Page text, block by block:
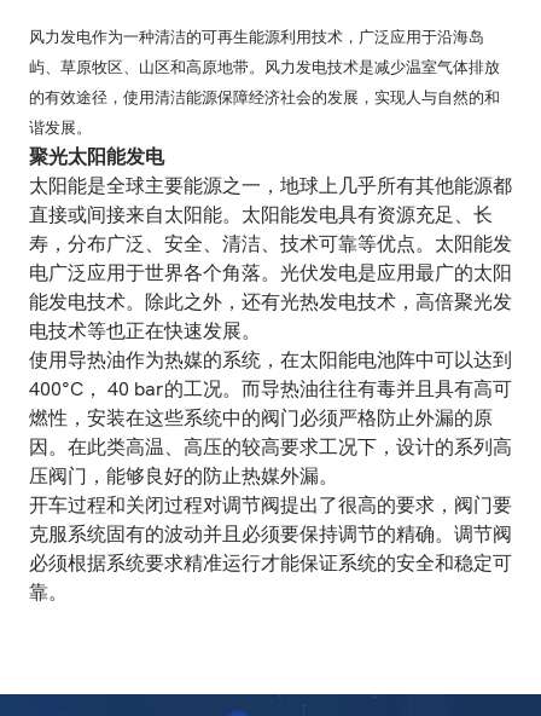
风力发电作为一种清洁的可再生能源利用技术，广泛应用于沿海岛
屿、草原牧区、山区和高原地带。风力发电技术是减少温室气体排放
的有效途径，使用清洁能源保障经济社会的发展，实现人与自然的和
谐发展。
聚光太阳能发电
太阳能是全球主要能源之一，地球上几乎所有其他能源都
直接或间接来自太阳能。太阳能发电具有资源充足、长
寿，分布广泛、安全、清洁、技术可靠等优点。太阳能发
电广泛应用于世界各个角落。光伏发电是应用最广的太阳
能发电技术。除此之外，还有光热发电技术，高倍聚光发
电技术等也正在快速发展。
使用导热油作为热媒的系统，在太阳能电池阵中可以达到
400°C， 40 bar的工况。而导热油往往有毒并且具有高可
燃性，安装在这些系统中的阀门必须严格防止外漏的原
因。在此类高温、高压的较高要求工况下，设计的系列高
压阀门，能够良好的防止热媒外漏。
开车过程和关闭过程对调节阀提出了很高的要求，阀门要
克服系统固有的波动并且必须要保持调节的精确。调节阀
必须根据系统要求精准运行才能保证系统的安全和稳定可
靠。